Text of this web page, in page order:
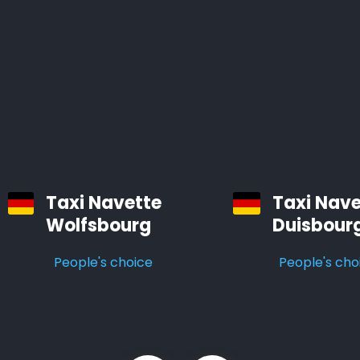
Taxis d’aéroport à Zermatt
Infos pratiques à savoir sur les navettes d’aéroport
Taxi Navette
Wolfsbourg
People's choice
Taxi
People's